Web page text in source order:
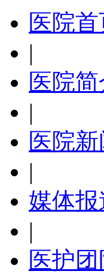
医院
|
医院简
|
医院新
|
媒体报
|
医护团